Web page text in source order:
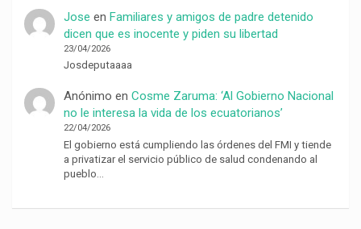
Jose en Familiares y amigos de padre detenido
dicen que es inocente y piden su libertad
23/04/2026
Josdeputaaaa
Anónimo en Cosme Zaruma: ‘Al Gobierno Nacional
no le interesa la vida de los ecuatorianos’
22/04/2026
El gobierno está cumpliendo las órdenes del FMI y tiende
a privatizar el servicio público de salud condenando al
pueblo…